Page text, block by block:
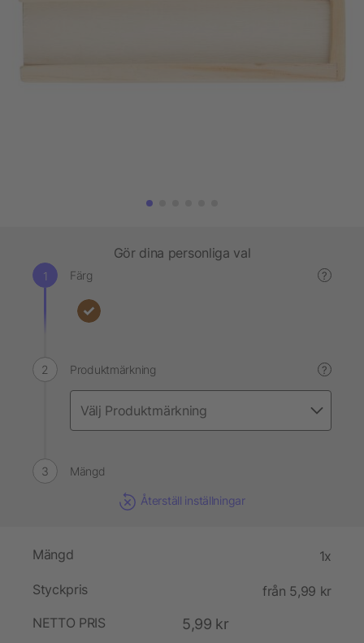
Gör dina personliga val
Färg ?
Produktmärkning ?
Mängd
Återställ inställningar
Mängd 1x
Styckpris
från 5,99 kr
NETTO PRIS
5,99 kr